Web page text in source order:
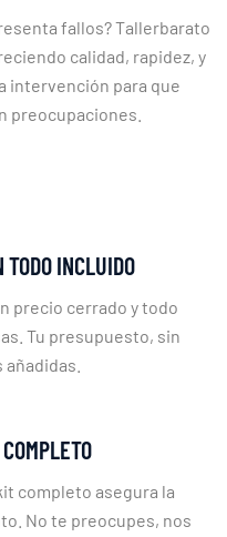
fallos? Tallerbarato
calidad, rapidez, y
intervención para que
preocupaciones.
TODO INCLUIDO
precio cerrado y todo
Tu presupuesto, sin
completo asegura la
No te preocupes, nos